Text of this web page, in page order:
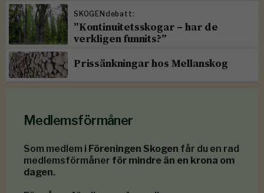
SKOGENdebatt:
”Kontinuitetsskogar – har de
verkligen funnits?”
Prissänkningar hos Mellanskog
Medlemsförmåner
Som medlem i Föreningen Skogen får du en rad
medlemsförmåner för mindre än en krona om
dagen.